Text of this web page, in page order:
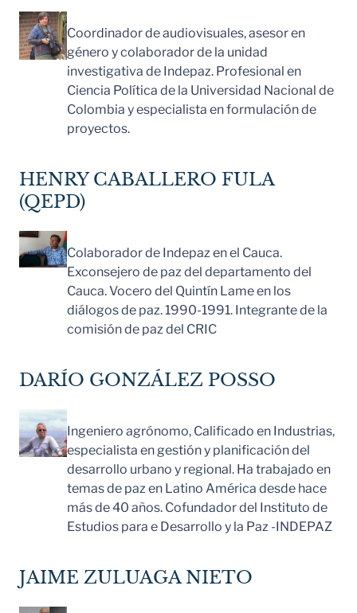
Coordinador de audiovisuales, asesor en
género y colaborador de la unidad
investigativa de Indepaz. Profesional en
Ciencia Política de la Universidad Nacional de
Colombia y especialista en formulación de
proyectos.
HENRY CABALLERO FULA
(QEPD)
Colaborador de Indepaz en el Cauca.
Exconsejero de paz del departamento del
Cauca. Vocero del Quintín Lame en los
diálogos de paz. 1990-1991. Integrante de la
comisión de paz del CRIC
DARÍO GONZÁLEZ POSSO
Ingeniero agrónomo, Calificado en Industrias,
especialista en gestión y planificación del
desarrollo urbano y regional. Ha trabajado en
temas de paz en Latino América desde hace
más de 40 años. Cofundador del Instituto de
Estudios para e Desarrollo y la Paz -INDEPAZ
JAIME ZULUAGA NIETO